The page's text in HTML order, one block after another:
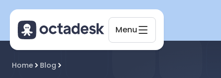
Menu
Home Blog
Octadesk